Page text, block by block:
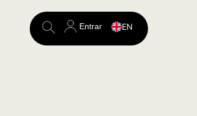
Search
Entrar EN